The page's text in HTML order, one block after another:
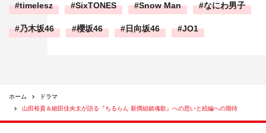
◆世界配信もされますが、ファンとしてはどのように応援
すれば続編の道が開かれるのでしょうか？
細田：とはいえ、あまり時間をかけると、みなさん40代に
突入しちゃうので（笑）。
timelesz SixTONES Snow Man なにわ男子
乃木坂46 櫻坂46 日向坂46 JO1
ホーム
ドラマ
山田裕貴＆細田佳央太が語る『ちるらん 新撰組鎮魂歌』への思いと続編への期待